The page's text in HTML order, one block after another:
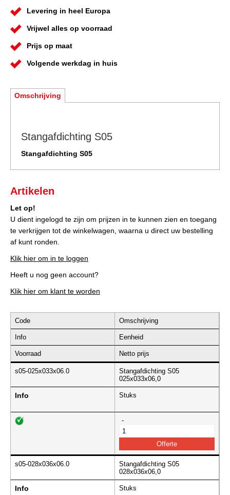
Levering in heel Europa
Vrijwel alles op voorraad
Prijs op maat
Volgende werkdag in huis
Omschrijving
Stangafdichting S05
Stangafdichting S05
Artikelen
Let op!
U dient ingelogd te zijn om prijzen in te kunnen zien en toegang
te verkrijgen tot de winkelwagen, waarna u direct uw bestelling
af kunt ronden.
Klik hier om in te loggen
Heeft u nog geen account?
Klik hier om klant te worden
Code Omschrijving
Info Eenheid
Voorraad Netto prijs
s05-025x033x06.0
Stangafdichting S05
025x033x06,0
Info Stuks
-
s05-028x036x06.0
Stangafdichting S05
028x036x06,0
Info Stuks